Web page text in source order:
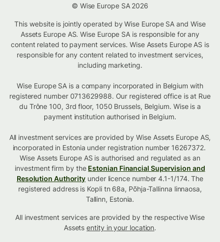
© Wise Europe SA 2026
This website is jointly operated by Wise Europe SA and Wise
Assets Europe AS. Wise Europe SA is responsible for any
content related to payment services. Wise Assets Europe AS is
responsible for any content related to investment services,
including marketing.
Wise Europe SA is a company incorporated in Belgium with
registered number 0713629988. Our registered office is at Rue
du Trône 100, 3rd floor, 1050 Brussels, Belgium. Wise is a
payment institution authorised in Belgium.
All investment services are provided by Wise Assets Europe AS,
incorporated in Estonia under registration number 16267372.
Wise Assets Europe AS is authorised and regulated as an
investment firm by the Estonian Financial Supervision and
Resolution Authority under licence number 4.1-1/174. The
registered address is Kopli tn 68a, Põhja-Tallinna linnaosa,
Tallinn, Estonia.
All investment services are provided by the respective Wise
Assetsentity in your location.